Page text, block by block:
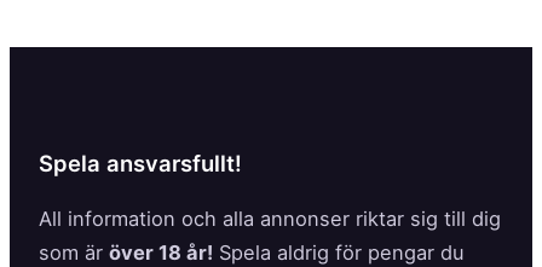
o
Spela ansvarsfullt!
All information och alla annonser riktar sig till dig
som är över 18 år! Spela aldrig för pengar du